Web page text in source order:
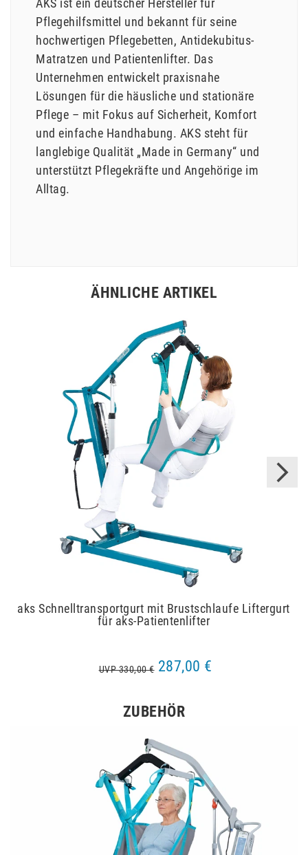
Pflegehilfsmittel und bekannt für seine
hochwertigen Pflegebetten, Antidekubitus-
Matratzen und Patientenlifter. Das
Unternehmen entwickelt praxisnahe
Lösungen für die häusliche und stationäre
Pflege – mit Fokus auf Sicherheit, Komfort
und einfache Handhabung. AKS steht für
langlebige Qualität „Made in Germany“ und
unterstützt Pflegekräfte und Angehörige im
Alltag.
ÄHNLICHE ARTIKEL
aks Schnelltransportgurt mit Brustschlaufe Liftergurt
für aks-Patientenlifter
UVP 330,00 € 287,00 €
ZUBEHÖR